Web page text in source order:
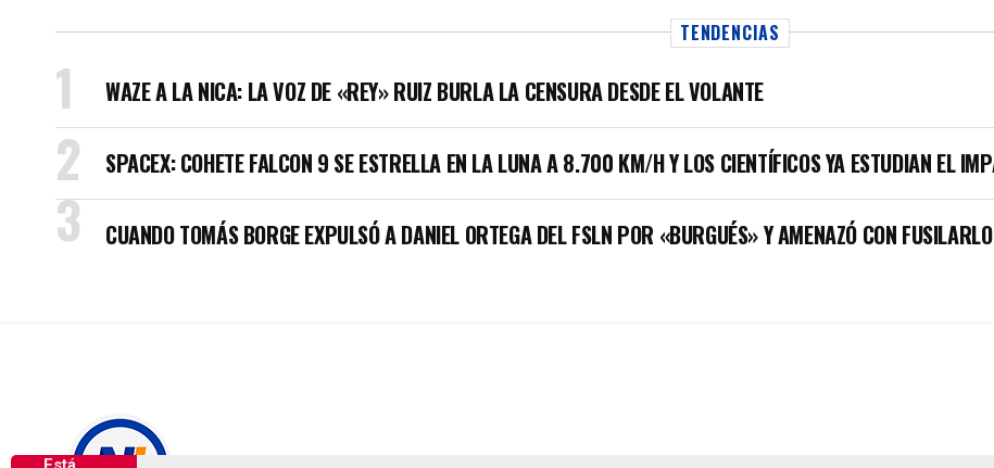
TENDENCIAS
WAZE A LA NICA: LA VOZ DE «REY» RUIZ BURLA LA CENSURA DESDE EL VOLANTE
SPACEX: COHETE FALCON 9 SE ESTRELLA EN LA LUNA A 8.700 KM/H Y LOS CIENTÍFICOS YA ESTUDIAN EL
CUANDO TOMÁS BORGE EXPULSÓ A DANIEL ORTEGA DEL FSLN POR «BURGUÉS» Y AMENAZÓ CON FUSILARLO